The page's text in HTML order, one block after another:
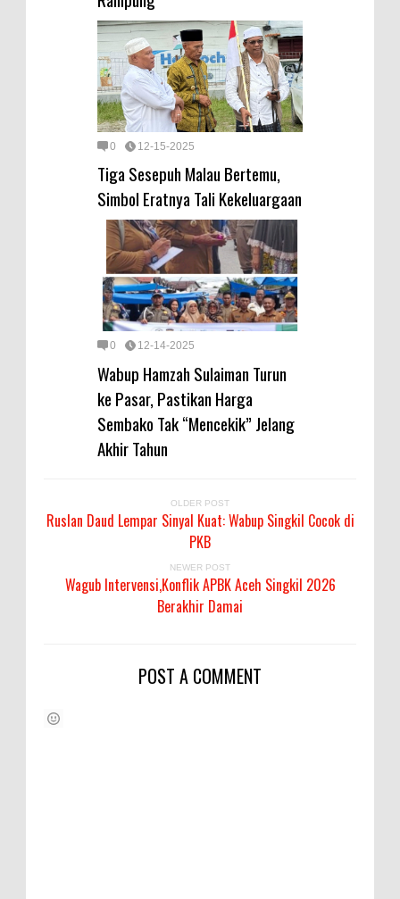
0 12-15-2025
Tiga Sesepuh Malau Bertemu,
Simbol Eratnya Tali Kekeluargaan
0 12-14-2025
Wabup Hamzah Sulaiman Turun
ke Pasar, Pastikan Harga
Sembako Tak “Mencekik” Jelang
Akhir Tahun
OLDER POST
Ruslan Daud Lempar Sinyal Kuat: Wabup Singkil Cocok di
PKB
NEWER POST
Wagub Intervensi,Konflik APBK Aceh Singkil 2026
Berakhir Damai
POST A COMMENT